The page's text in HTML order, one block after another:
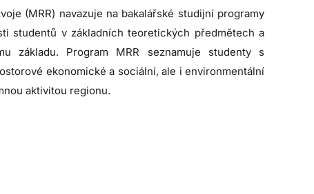
(MRR) navazuje na bakalářské studijní programy
studentů v základních teoretických předmětech a
základu. Program MRR seznamuje studenty s
ekonomické a sociální, ale i environmentální
aktivitou regionu.